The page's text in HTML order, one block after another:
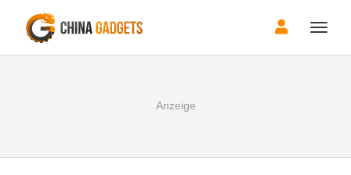
Toggle